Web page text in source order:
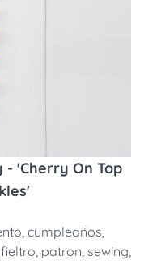
'Cherry On Top
, cumpleaños,
fieltro, patron, sewing,